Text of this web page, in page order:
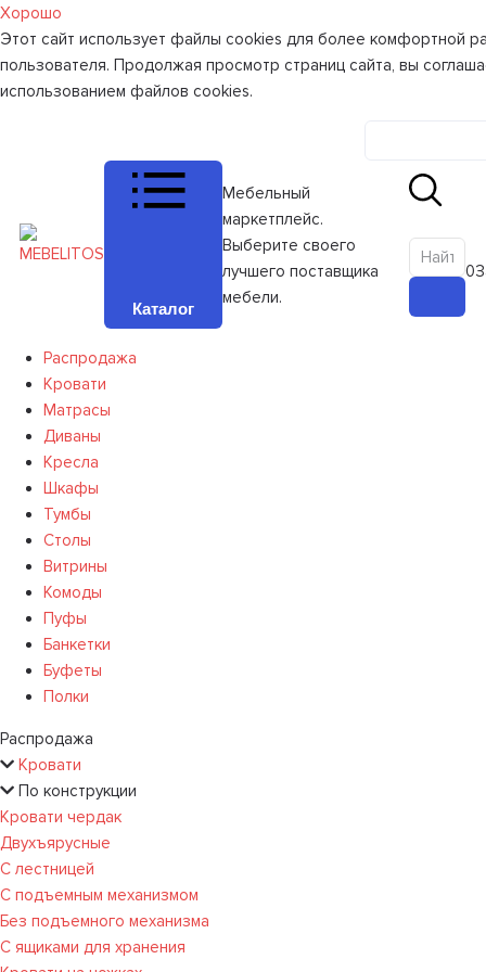
Хорошо
Этот сайт использует файлы cookies для более комфортной
пользователя. Продолжая просмотр страниц сайта, вы
использованием файлов cookies.
Каталог
Мебельный
маркетплейс.
Выберите своего
лучшего поставщика
мебели.
0
Распродажа
Кровати
Матрасы
Диваны
Кресла
Шкафы
Тумбы
Столы
Витрины
Комоды
Пуфы
Банкетки
Буфеты
Полки
Распродажа
Кровати
По конструкции
Кровати чердак
Двухъярусные
С лестницей
С подъемным механизмом
Без подъемного механизма
С ящиками для хранения